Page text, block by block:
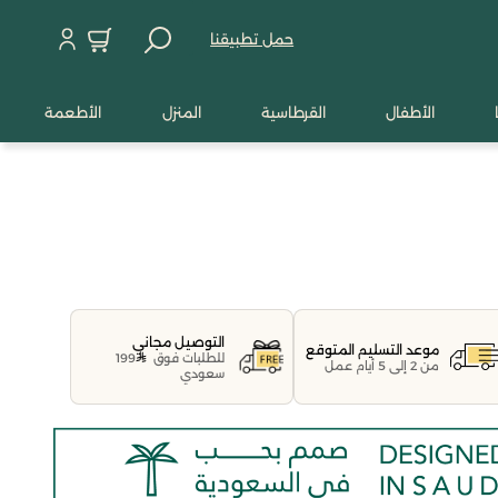
حمل تطبيقنا
الأطفال القرطاسية المنزل الأطعمة
موعد التسليم المتوقع
من 2 إلى 5 أيام عمل
التوصيل مجاني
للطلبات فوق
199
سعودي